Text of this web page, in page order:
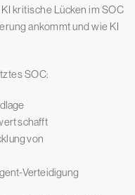
kritische Lücken im SOC
ankommt und wie KI
SOC:
schafft
von
Verteidigung